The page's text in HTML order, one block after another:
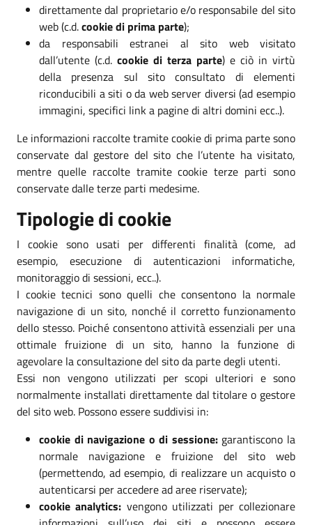
direttamente dal proprietario e/o responsabile del sito
web (c.d.cookie di prima parte);
da responsabili estranei al sito web visitato
dall’utente (c.d. cookie di terza parte) e ciò in virtù
della presenza sul sito consultato di elementi
riconducibili a siti o da web server diversi (ad esempio
immagini, specifici link a pagine di altri domini ecc..).
Le informazioni raccolte tramite cookie di prima parte sono
conservate dal gestore del sito che l’utente ha visitato,
mentre quelle raccolte tramite cookie terze parti sono
conservate dalle terze parti medesime.
Tipologie di cookie
I cookie sono usati per differenti finalità (come, ad
esempio, esecuzione di autenticazioni informatiche,
monitoraggio di sessioni, ecc..).
I cookie tecnici sono quelli che consentono la normale
navigazione di un sito, nonché il corretto funzionamento
dello stesso. Poiché consentono attività essenziali per una
ottimale fruizione di un sito, hanno la funzione di
agevolare la consultazione del sito da parte degli utenti.
Essi non vengono utilizzati per scopi ulteriori e sono
normalmente installati direttamente dal titolare o gestore
del sito web. Possono essere suddivisi in:
cookie di navigazione o di sessione:garantiscono la
normale navigazione e fruizione del sito web
(permettendo, ad esempio, di realizzare un acquisto o
autenticarsi per accedere ad aree riservate);
cookie analytics: vengono utilizzati per collezionare